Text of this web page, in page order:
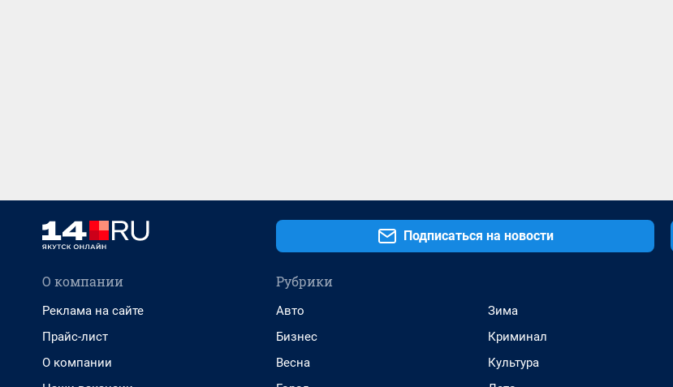
Подписаться на новости
О компании
Реклама на сайте
Прайс-лист
О компании
Рубрики
Авто
Бизнес
Весна
Зима
Криминал
Культура